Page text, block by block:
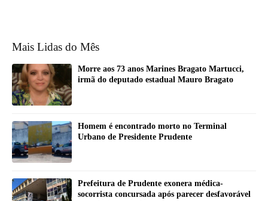
Mais Lidas do Mês
Morre aos 73 anos Marines Bragato Martucci,
irmã do deputado estadual Mauro Bragato
Homem é encontrado morto no Terminal
Urbano de Presidente Prudente
Prefeitura de Prudente exonera médica-
socorrista concursada após parecer desfavorável